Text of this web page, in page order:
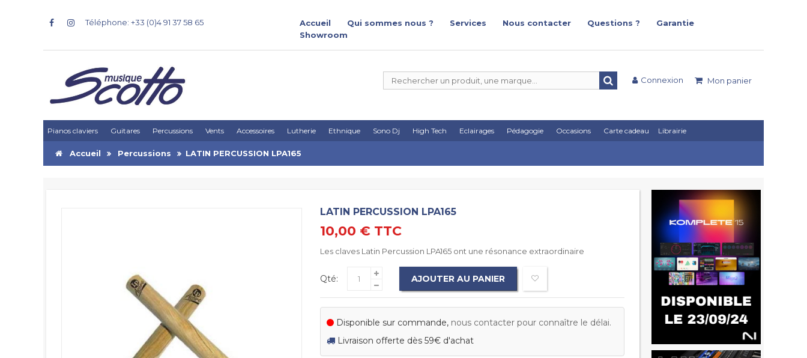
Téléphone: +33 (0)4 91 37 58 65 Accueil Qui sommes nous ? Services Nous contacter Questions ?
Garantie
Showroom
Mon panier
Connexion
Pianos claviers Guitares Percussions Vents Accessoires Lutherie Ethnique Sono Dj High Tech Eclairages Pédagogie Occasions Carte cadeau Librairie
Accueil Percussions LATIN PERCUSSION LPA165
LATIN PERCUSSION LPA165
10,00 € TTC
Les claves Latin Percussion LPA165 ont une résonance extraordinaire
Qté: AJOUTER AU PANIER
Disponible sur commande, nous contacter pour connaître le délai.
Livraison offerte dès 59€ d'achat